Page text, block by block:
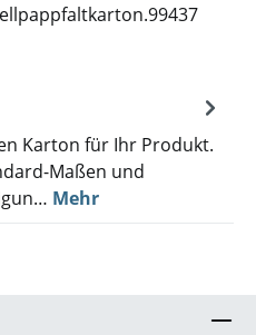
Karton für Ihr Produkt.
Maßen und
Mehr